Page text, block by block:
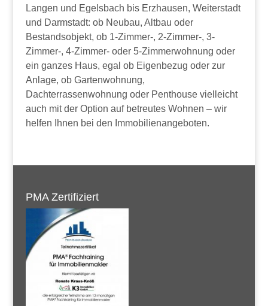
Langen und Egelsbach bis Erzhausen, Weiterstadt
und Darmstadt: ob Neubau, Altbau oder
Bestandsobjekt, ob 1-Zimmer-, 2-Zimmer-, 3-
Zimmer-, 4-Zimmer- oder 5-Zimmerwohnung oder
ein ganzes Haus, egal ob Eigenbezug oder zur
Anlage, ob Gartenwohnung,
Dachterrassenwohnung oder Penthouse vielleicht
auch mit der Option auf betreutes Wohnen – wir
helfen Ihnen bei den Immobilienangeboten.
PMA Zertifiziert